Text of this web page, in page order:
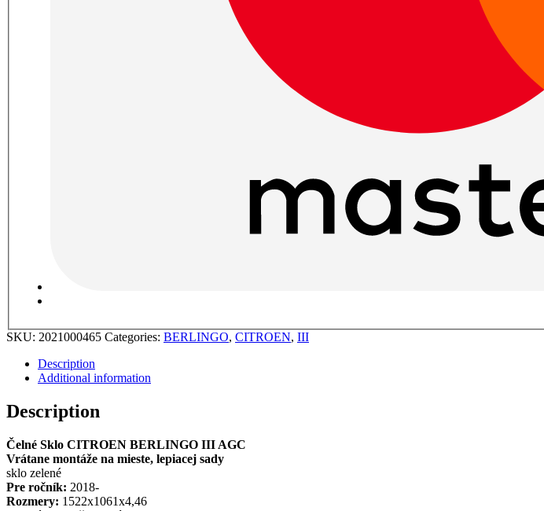
SKU: 2021000465 Categories: BERLINGO, CITROEN, III
Description
Additional information
Description
Čelné Sklo CITROEN BERLINGO III AGC
Vrátane montáže na mieste, lepiacej sady
sklo zelené
Pre ročník: 2018-
Rozmery: 1522x1061x4,46